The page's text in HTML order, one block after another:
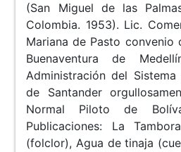
(San Miguel de las
Colombia. 1953). Lic.
Mariana de Pasto convenio
Buenaventura de
Administración del
de Santander
Normal Piloto de
Publicaciones: La
(folclor), Agua de tinaja